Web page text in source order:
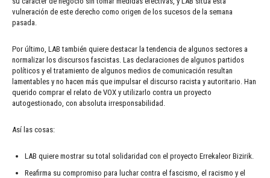
vulneración de este derecho como origen de los sucesos de la semana
pasada.
Por último, LAB también quiere destacar la tendencia de algunos sectores a
normalizar los discursos fascistas. Las declaraciones de algunos partidos
políticos y el tratamiento de algunos medios de comunicación resultan
lamentables y no hacen más que impulsar el discurso racista y autoritario. Han
querido comprar el relato de VOX y utilizarlo contra un proyecto
autogestionado, con absoluta irresponsabilidad.
Así las cosas:
LAB quiere mostrar su total solidaridad con el proyecto Errekaleor Bizirik.
Reafirma su compromiso para luchar contra el fascismo, el racismo y el